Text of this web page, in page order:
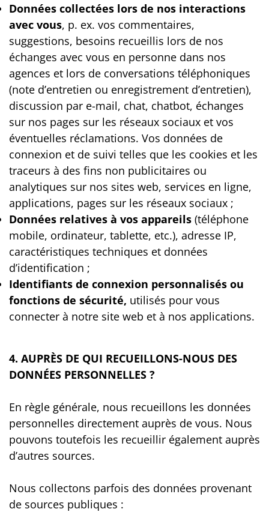
Données collectées lors de nos interactions
avec vous, p. ex. vos commentaires,
suggestions, besoins recueillis lors de nos
échanges avec vous en personne dans nos
agences et lors de conversations téléphoniques
(note d’entretien ou enregistrement d’entretien),
discussion par e-mail, chat, chatbot, échanges
sur nos pages sur les réseaux sociaux et vos
éventuelles réclamations. Vos données de
connexion et de suivi telles que les cookies et les
traceurs à des fins non publicitaires ou
analytiques sur nos sites web, services en ligne,
applications, pages sur les réseaux sociaux ;
Données relatives à vos appareils (téléphone
mobile, ordinateur, tablette, etc.), adresse IP,
caractéristiques techniques et données
d’identification ;
Identifiants de connexion personnalisés ou
fonctions de sécurité, utilisés pour vous
connecter à notre site web et à nos applications.
4. AUPRÈS DE QUI RECUEILLONS-NOUS DES
DONNÉES PERSONNELLES ?
En règle générale, nous recueillons les données
personnelles directement auprès de vous. Nous
pouvons toutefois les recueillir également auprès
d’autres sources.
Nous collectons parfois des données provenant
de sources publiques :